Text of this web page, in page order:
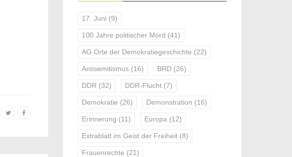
17. Juni (9)
100 Jahre politischer Mord (41)
AG Orte der Demokratiegeschichte (22)
Antisemitismus (16) BRD (26)
DDR (32) DDR-Flucht (7)
Demokratie (26) Demonstration (16)
Erinnerung (11) Europa (12)
Extrablatt im Geist der Freiheit (8)
Frauenrechte (21)